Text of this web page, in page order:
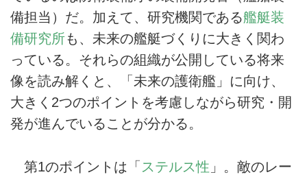
備担当）だ。加えて、研究機関である艦艇装
備研究所も、未来の艦艇づくりに大きく関わ
っている。それらの組織が公開している将来
像を読み解くと、「未来の護衛艦」に向け、
大きく2つのポイントを考慮しながら研究・開
発が進んでいることが分かる。
第1のポイントは「 ステルス性 」。敵のレー